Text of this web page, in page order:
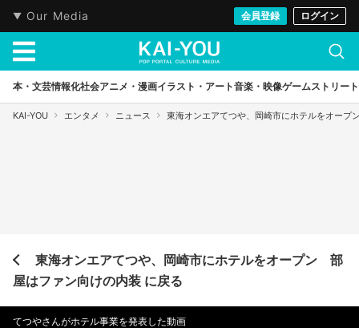
Our Media 会員登録 ログイン
本・文芸情報化社会アニメ・漫画イラスト・アート音楽・映像ゲームストリート
KAI-YOU エンタメ ニュース 東海オンエアてつや、岡崎市にホテルをオー
東海オンエアてつや、岡崎市にホテルをオープン 部
屋はファン向けの内装 に戻る
てつやさんがホテル事業を発表した動画